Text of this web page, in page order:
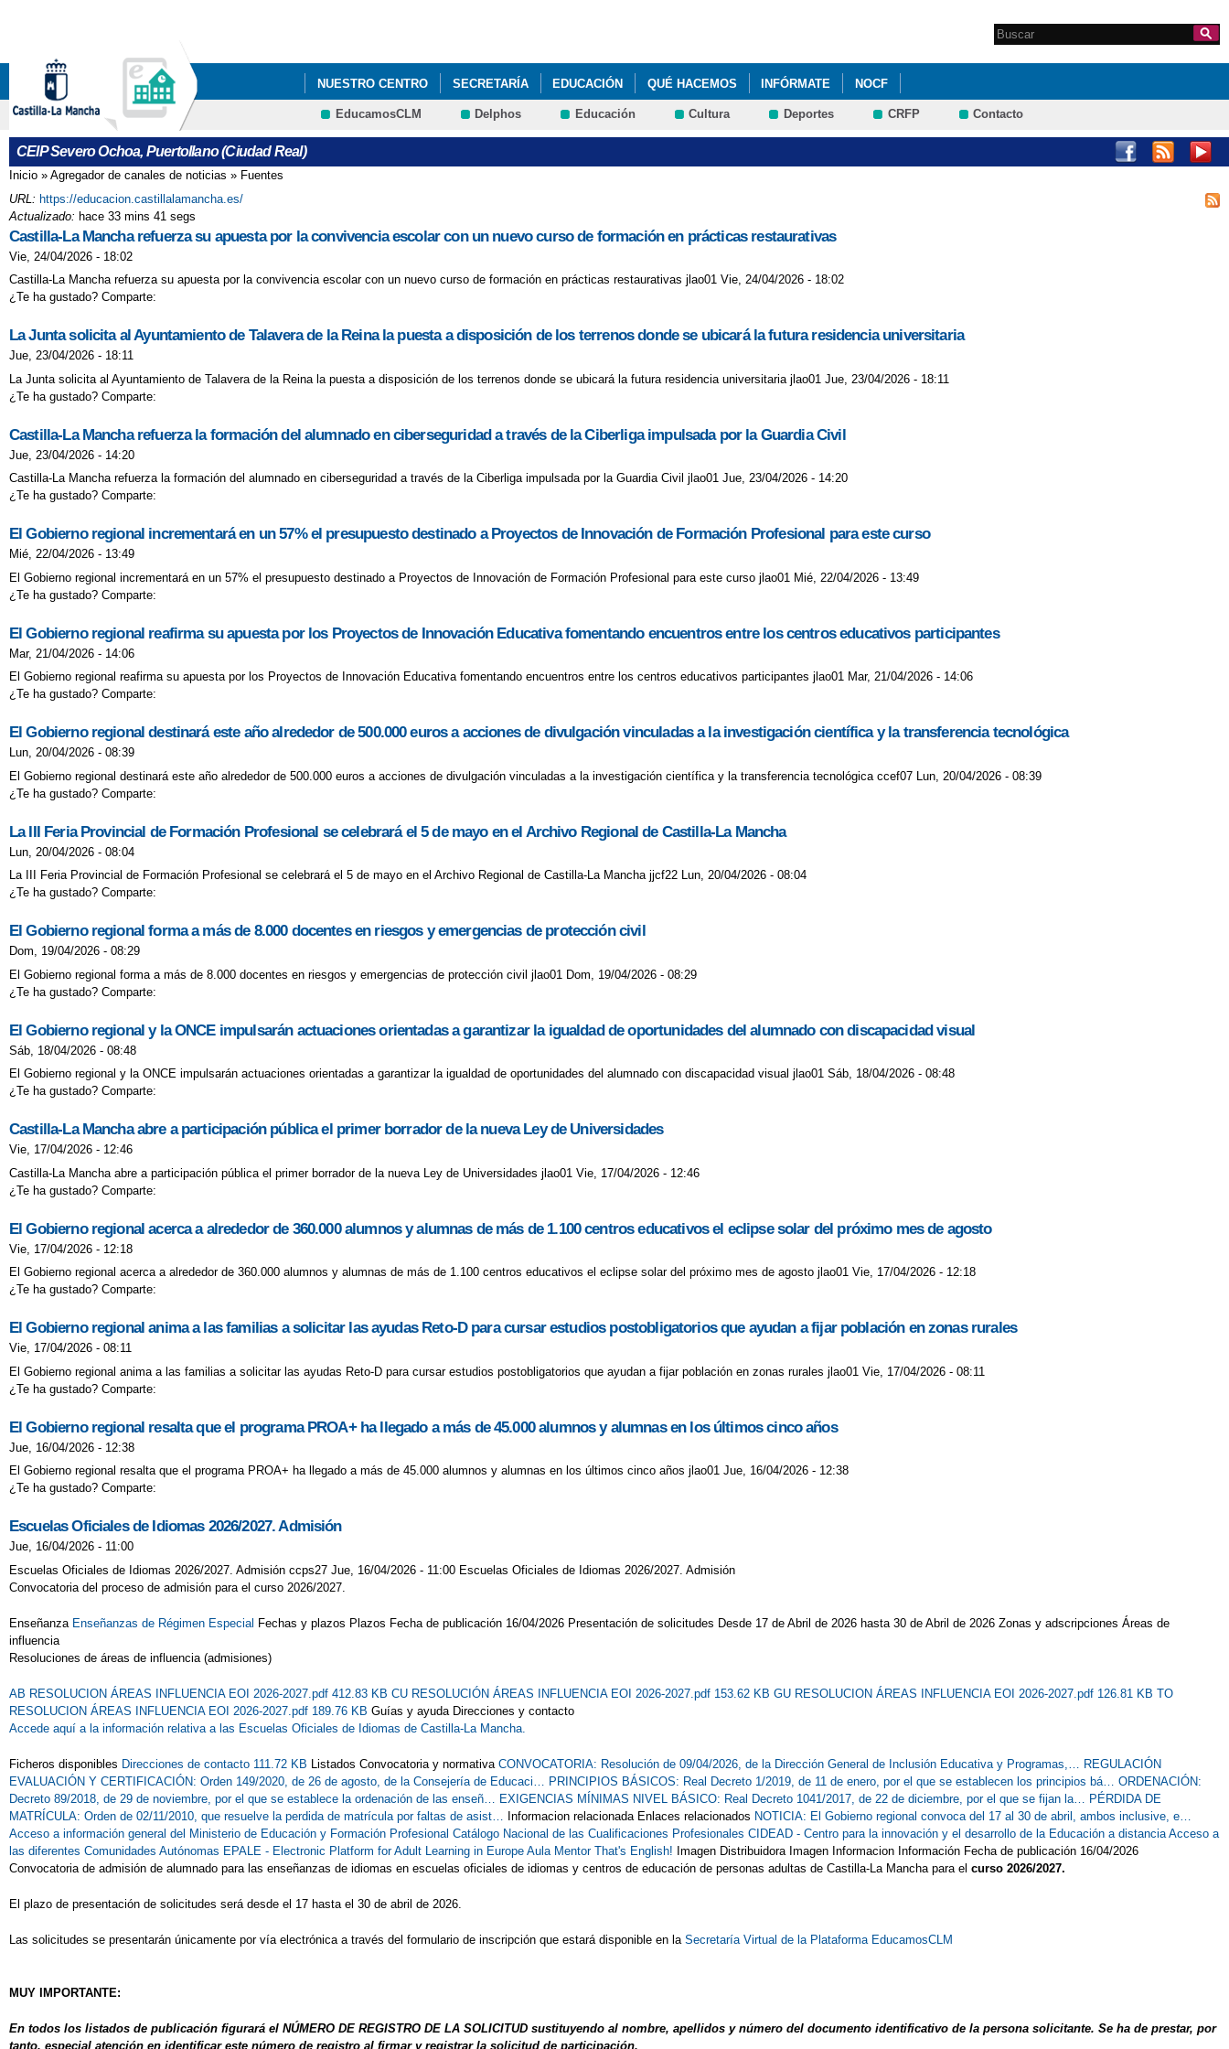
Formulario de
Search this site
NUESTRO CENTRO SECRETARÍA EDUCACIÓN QUÉ HACEMOS INFÓRMATE NOCF
EducamosCLM Delphos Educación Cultura Deportes CRFP Contacto
CEIP Severo Ochoa, Puertollano (Ciudad Real)
Se encuentra usted aquí
Inicio » Agregador de canales de noticias » Fuentes
URL: https://educacion.castillalamancha.es/
Actualizado: hace 33 mins 41 segs
Castilla-La Mancha refuerza su apuesta por la convivencia escolar con un nuevo curso de formación en prácticas restaurativas
Vie, 24/04/2026 - 18:02
Castilla-La Mancha refuerza su apuesta por la convivencia escolar con un nuevo curso de formación en prácticas restaurativas jlao01 Vie, 24/04/2026 - 18:02
¿Te ha gustado? Comparte:
La Junta solicita al Ayuntamiento de Talavera de la Reina la puesta a disposición de los terrenos donde se ubicará la futura residencia universitaria
Jue, 23/04/2026 - 18:11
La Junta solicita al Ayuntamiento de Talavera de la Reina la puesta a disposición de los terrenos donde se ubicará la futura residencia universitaria jlao01 Jue, 23/04/2026 - 18:11
¿Te ha gustado? Comparte:
Castilla-La Mancha refuerza la formación del alumnado en ciberseguridad a través de la Ciberliga impulsada por la Guardia Civil
Jue, 23/04/2026 - 14:20
Castilla-La Mancha refuerza la formación del alumnado en ciberseguridad a través de la Ciberliga impulsada por la Guardia Civil jlao01 Jue, 23/04/2026 - 14:20
¿Te ha gustado? Comparte:
El Gobierno regional incrementará en un 57% el presupuesto destinado a Proyectos de Innovación de Formación Profesional para este curso
Mié, 22/04/2026 - 13:49
El Gobierno regional incrementará en un 57% el presupuesto destinado a Proyectos de Innovación de Formación Profesional para este curso jlao01 Mié, 22/04/2026 - 13:49
¿Te ha gustado? Comparte:
El Gobierno regional reafirma su apuesta por los Proyectos de Innovación Educativa fomentando encuentros entre los centros educativos participantes
Mar, 21/04/2026 - 14:06
El Gobierno regional reafirma su apuesta por los Proyectos de Innovación Educativa fomentando encuentros entre los centros educativos participantes jlao01 Mar, 21/04/2026 - 14:06
¿Te ha gustado? Comparte:
El Gobierno regional destinará este año alrededor de 500.000 euros a acciones de divulgación vinculadas a la investigación científica y la transferencia tecnológica
Lun, 20/04/2026 - 08:39
El Gobierno regional destinará este año alrededor de 500.000 euros a acciones de divulgación vinculadas a la investigación científica y la transferencia tecnológica ccef07 Lun, 20/04/2026 - 08:39
¿Te ha gustado? Comparte:
La III Feria Provincial de Formación Profesional se celebrará el 5 de mayo en el Archivo Regional de Castilla-La Mancha
Lun, 20/04/2026 - 08:04
La III Feria Provincial de Formación Profesional se celebrará el 5 de mayo en el Archivo Regional de Castilla-La Mancha jjcf22 Lun, 20/04/2026 - 08:04
¿Te ha gustado? Comparte:
El Gobierno regional forma a más de 8.000 docentes en riesgos y emergencias de protección civil
Dom, 19/04/2026 - 08:29
El Gobierno regional forma a más de 8.000 docentes en riesgos y emergencias de protección civil jlao01 Dom, 19/04/2026 - 08:29
¿Te ha gustado? Comparte:
El Gobierno regional y la ONCE impulsarán actuaciones orientadas a garantizar la igualdad de oportunidades del alumnado con discapacidad visual
Sáb, 18/04/2026 - 08:48
El Gobierno regional y la ONCE impulsarán actuaciones orientadas a garantizar la igualdad de oportunidades del alumnado con discapacidad visual jlao01 Sáb, 18/04/2026 - 08:48
¿Te ha gustado? Comparte:
Castilla-La Mancha abre a participación pública el primer borrador de la nueva Ley de Universidades
Vie, 17/04/2026 - 12:46
Castilla-La Mancha abre a participación pública el primer borrador de la nueva Ley de Universidades jlao01 Vie, 17/04/2026 - 12:46
¿Te ha gustado? Comparte:
El Gobierno regional acerca a alrededor de 360.000 alumnos y alumnas de más de 1.100 centros educativos el eclipse solar del próximo mes de agosto
Vie, 17/04/2026 - 12:18
El Gobierno regional acerca a alrededor de 360.000 alumnos y alumnas de más de 1.100 centros educativos el eclipse solar del próximo mes de agosto jlao01 Vie, 17/04/2026 - 12:18
¿Te ha gustado? Comparte:
El Gobierno regional anima a las familias a solicitar las ayudas Reto-D para cursar estudios postobligatorios que ayudan a fijar población en zonas rurales
Vie, 17/04/2026 - 08:11
El Gobierno regional anima a las familias a solicitar las ayudas Reto-D para cursar estudios postobligatorios que ayudan a fijar población en zonas rurales jlao01 Vie, 17/04/2026 - 08:11
¿Te ha gustado? Comparte:
El Gobierno regional resalta que el programa PROA+ ha llegado a más de 45.000 alumnos y alumnas en los últimos cinco años
Jue, 16/04/2026 - 12:38
El Gobierno regional resalta que el programa PROA+ ha llegado a más de 45.000 alumnos y alumnas en los últimos cinco años jlao01 Jue, 16/04/2026 - 12:38
¿Te ha gustado? Comparte:
Escuelas Oficiales de Idiomas 2026/2027. Admisión
Jue, 16/04/2026 - 11:00
Escuelas Oficiales de Idiomas 2026/2027. Admisión ccps27 Jue, 16/04/2026 - 11:00 Escuelas Oficiales de Idiomas 2026/2027. Admisión
Convocatoria del proceso de admisión para el curso 2026/2027.
Enseñanza Enseñanzas de Régimen Especial Fechas y plazos Plazos Fecha de publicación 16/04/2026 Presentación de solicitudes Desde 17 de Abril de 2026 hasta 30 de Abril de 2026 Zonas y adscripciones Áreas de
influencia
Resoluciones de áreas de influencia (admisiones)
AB RESOLUCION ÁREAS INFLUENCIA EOI 2026-2027.pdf 412.83 KB CU RESOLUCIÓN ÁREAS INFLUENCIA EOI 2026-2027.pdf 153.62 KB GU RESOLUCION ÁREAS INFLUENCIA EOI 2026-2027.pdf 126.81 KB TO
RESOLUCION ÁREAS INFLUENCIA EOI 2026-2027.pdf 189.76 KB Guías y ayuda Direcciones y contacto
Accede aquí a la información relativa a las Escuelas Oficiales de Idiomas de Castilla-La Mancha.
Ficheros disponibles Direcciones de contacto 111.72 KB Listados Convocatoria y normativa CONVOCATORIA: Resolución de 09/04/2026, de la Dirección General de Inclusión Educativa y Programas,…
REGULACIÓN
EVALUACIÓN Y CERTIFICACIÓN: Orden 149/2020, de 26 de agosto, de la Consejería de Educaci…
PRINCIPIOS BÁSICOS: Real Decreto 1/2019, de 11 de enero, por el que se establecen los principios bá…
ORDENACIÓN:
Decreto 89/2018, de 29 de noviembre, por el que se establece la ordenación de las enseñ…
EXIGENCIAS MÍNIMAS NIVEL BÁSICO: Real Decreto 1041/2017, de 22 de diciembre, por el que se fijan la…
PÉRDIDA DE
MATRÍCULA: Orden de 02/11/2010, que resuelve la perdida de matrícula por faltas de asist…
Informacion relacionada Enlaces relacionados NOTICIA: El Gobierno regional convoca del 17 al 30 de abril, ambos inclusive, e…
Acceso a información general del Ministerio de Educación y Formación Profesional Catálogo Nacional de las Cualificaciones Profesionales CIDEAD - Centro para la innovación y el desarrollo de la Educación a distancia Acceso a
las diferentes Comunidades Autónomas EPALE - Electronic Platform for Adult Learning in Europe Aula Mentor That's English! Imagen Distribuidora Imagen Informacion Información Fecha de publicación 16/04/2026
Convocatoria de admisión de alumnado para las enseñanzas de idiomas en escuelas oficiales de idiomas y centros de educación de personas adultas de Castilla-La Mancha para el curso 2026/2027.
El plazo de presentación de solicitudes será desde el 17 hasta el 30 de abril de 2026.
Las solicitudes se presentarán únicamente por vía electrónica a través del formulario de inscripción que estará disponible en la Secretaría Virtual de la Plataforma EducamosCLM
MUY IMPORTANTE:
En todos los listados de publicación figurará el NÚMERO DE REGISTRO DE LA SOLICITUD sustituyendo al nombre, apellidos y número del documento identificativo de la persona solicitante. Se ha de prestar, por
tanto, especial atención en identificar este número de registro al firmar y registrar la solicitud de participación.